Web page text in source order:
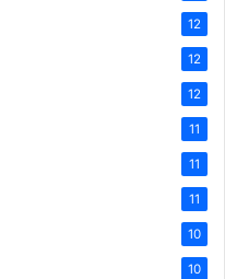
12
12
12
11
11
11
10
10